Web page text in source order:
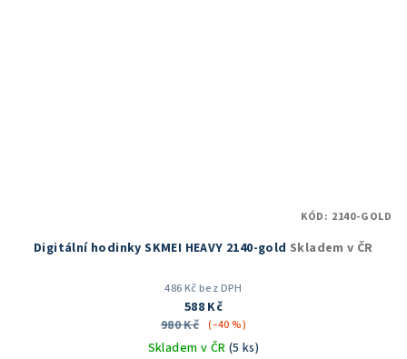
Digitální hodinky SKMEI HEAVY 2140-gold Skladem v ČR
486 Kč bez DPH
588 Kč
980 Kč (–40 %)
Skladem v ČR (5 ks)
KÓD: 2140-GOLD